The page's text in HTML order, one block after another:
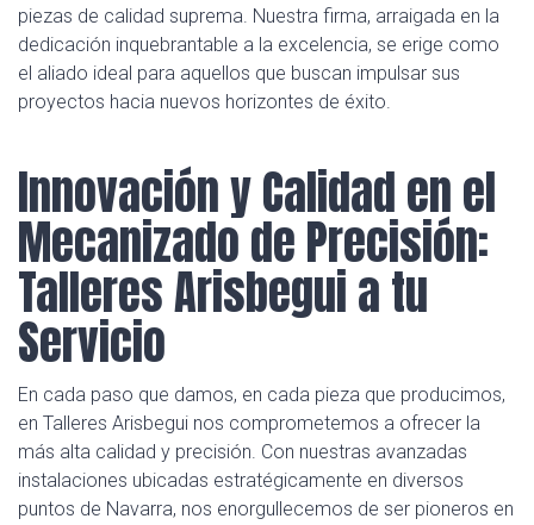
piezas de calidad suprema. Nuestra firma, arraigada en la
dedicación inquebrantable a la excelencia, se erige como
el aliado ideal para aquellos que buscan impulsar sus
proyectos hacia nuevos horizontes de éxito.
Innovación y Calidad en el
Mecanizado de Precisión:
Talleres Arisbegui a tu
Servicio
En cada paso que damos, en cada pieza que producimos,
en Talleres Arisbegui nos comprometemos a ofrecer la
más alta calidad y precisión. Con nuestras avanzadas
instalaciones ubicadas estratégicamente en diversos
puntos de Navarra, nos enorgullecemos de ser pioneros en